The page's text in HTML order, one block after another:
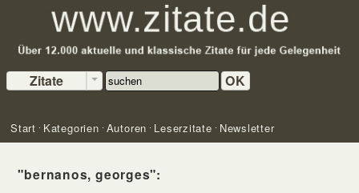
Zitate OK
Start Kategorien Autoren Leserzitate Newsletter
"bernanos, georges":